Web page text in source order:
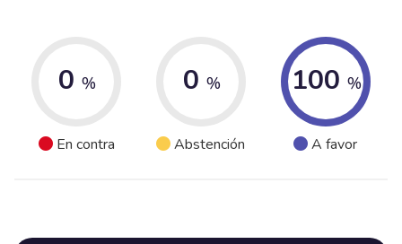
0 %
En contra
0 %
Abstención
100 %
A favor